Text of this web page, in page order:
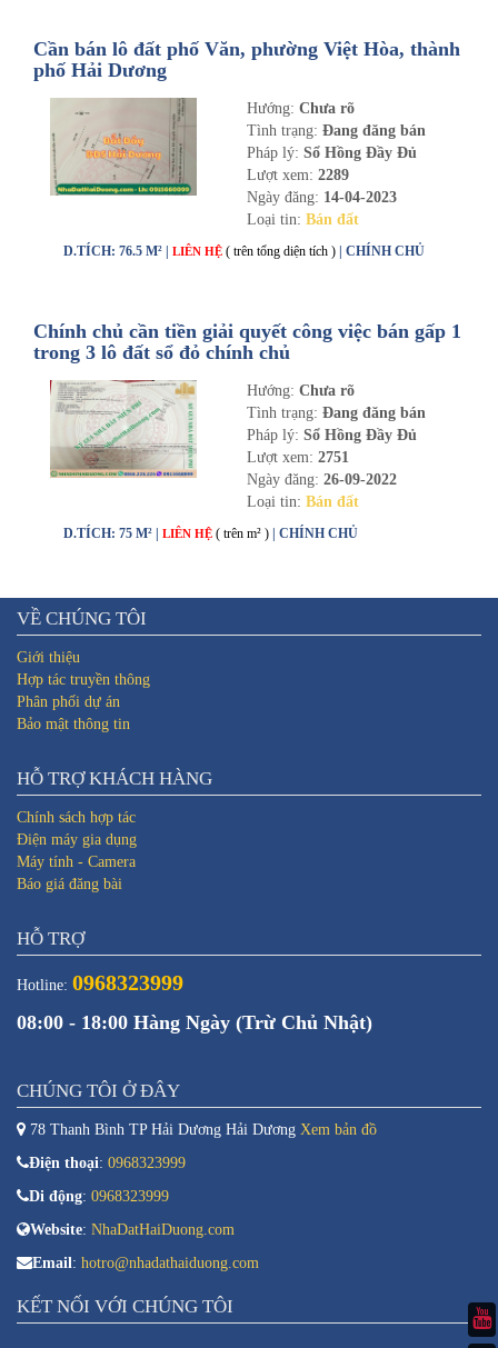
Cần bán lô đất phố Văn, phường Việt Hòa, thành
phố Hải Dương
Hướng: Chưa rõ
Tình trạng: Đang đăng bán
Pháp lý: Sổ Hồng Đầy Đủ
Lượt xem: 2289
Ngày đăng: 14-04-2023
Loại tin: Bán đất
D.TÍCH: 76.5 M² | LIÊN HỆ ( trên tổng diện tích ) | CHÍNH CHỦ
Chính chủ cần tiền giải quyết công việc bán gấp 1
trong 3 lô đất sổ đỏ chính chủ
Hướng: Chưa rõ
Tình trạng: Đang đăng bán
Pháp lý: Sổ Hồng Đầy Đủ
Lượt xem: 2751
Ngày đăng: 26-09-2022
Loại tin: Bán đất
D.TÍCH: 75 M² | LIÊN HỆ ( trên m² ) | CHÍNH CHỦ
VỀ CHÚNG TÔI
Giới thiệu
Hợp tác truyền thông
Phân phối dự án
Bảo mật thông tin
HỖ TRỢ KHÁCH HÀNG
Chính sách hợp tác
Điện máy gia dụng
Máy tính - Camera
Báo giá đăng bài
HỖ TRỢ
Hotline: 0968323999
08:00 - 18:00 Hàng Ngày (Trừ Chủ Nhật)
CHÚNG TÔI Ở ĐÂY
78 Thanh Bình TP Hải Dương Hải Dương Xem bản đồ
Điện thoại: 0968323999
Di động: 0968323999
Website: NhaDatHaiDuong.com
Email: hotro@nhadathaiduong.com
KẾT NỐI VỚI CHÚNG TÔI